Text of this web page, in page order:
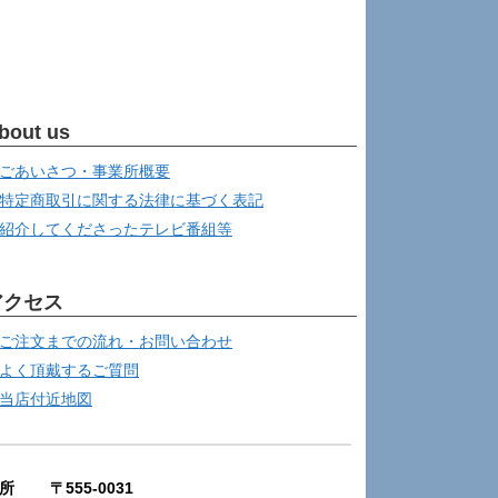
us
ごあいさつ・事業所概要
特定商取引に関する法律に基づく表記
紹介してくださったテレビ番組等
セス
ご注文までの流れ・お問い合わせ
よく頂戴するご質問
当店付近地図
所 〒555-0031